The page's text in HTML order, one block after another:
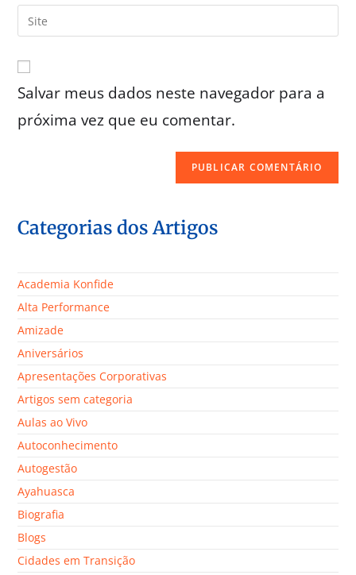
Salvar meus dados neste navegador para a
próxima vez que eu comentar.
Categorias dos Artigos
Academia Konfide
Alta Performance
Amizade
Aniversários
Apresentações Corporativas
Artigos sem categoria
Aulas ao Vivo
Autoconhecimento
Autogestão
Ayahuasca
Biografia
Blogs
Cidades em Transição